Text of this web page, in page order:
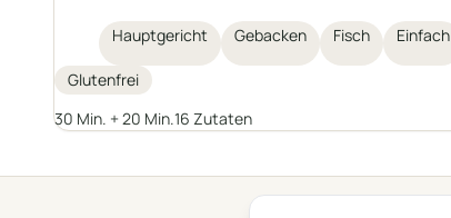
gesundes und sättigendes Gericht, das sich
auch mit anderen mittelgroßen Süß- oder
Salzwasserfischen zubereiten lässt.
Hauptgericht Gebacken Fisch Einfach
Glutenfrei
30 Min. + 20 Min.16 Zutaten